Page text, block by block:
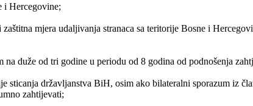
i Hercegovine;
mjera udaljivanja stranaca sa teritorije Bosne i
duže od tri godine u periodu od 8 godina od podnošenja
sticanja državljanstva BiH, osim ako bilateralni sporazum iz
zahtijevati;